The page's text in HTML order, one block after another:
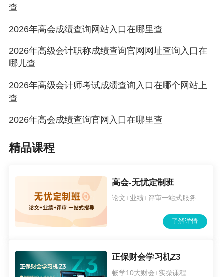
查
2026年高会成绩查询网站入口在哪里查
2026年高级会计职称成绩查询官网网址查询入口在
哪儿查
2026年高级会计师考试成绩查询入口在哪个网站上
查
2026年高会成绩查询官网入口在哪里查
精品课程
高会-无忧定制班
论文+业绩+评审一站式服务
了解详情
正保财会学习机Z3
畅学10大财会+实操课程